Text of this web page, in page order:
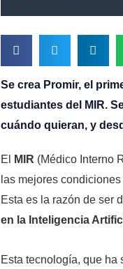
Se crea Promir, el
estudiantes del MIR.
cuándo quieran, y
El MIR (Médico Interno
las mejores
Esta es la razón de ser
en la Inteligencia
Esta tecnología, que ha